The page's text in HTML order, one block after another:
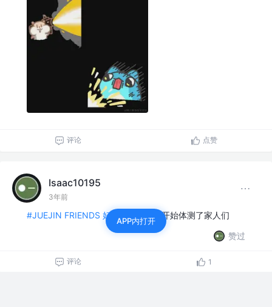
评论 点赞
Isaac10195
3年前
#JUEJIN FRIENDS 好好生活计划#
开始体测了家人们
赞过
评论 1
APP内打开